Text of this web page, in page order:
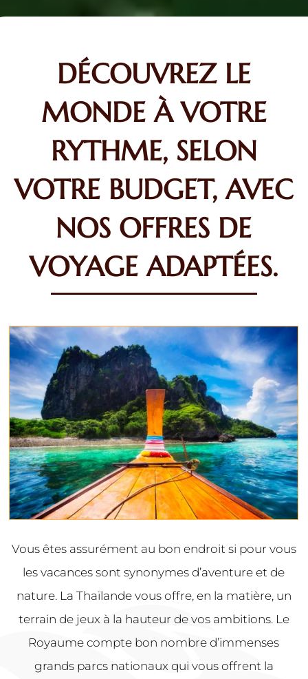
DÉCOUVREZ LE
MONDE À VOTRE
RYTHME, SELON
VOTRE BUDGET, AVEC
NOS OFFRES DE
VOYAGE ADAPTÉES.
Vous êtes assurément au bon endroit si pour vous
les vacances sont synonymes d’aventure et de
nature. La Thaïlande vous offre, en la matière, un
terrain de jeux à la hauteur de vos ambitions. Le
Royaume compte bon nombre d’immenses
grands parcs nationaux qui vous offrent la